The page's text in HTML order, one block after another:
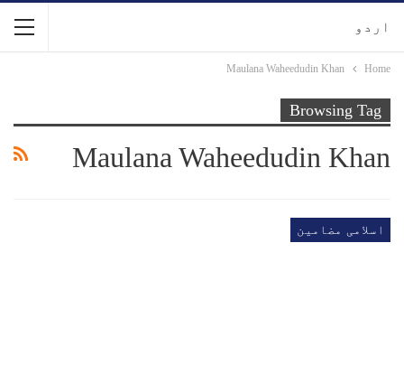
اردو
Home
Maulana Waheedudin Khan
Browsing Tag
Maulana Waheedudin Khan
اسلامی مضامین